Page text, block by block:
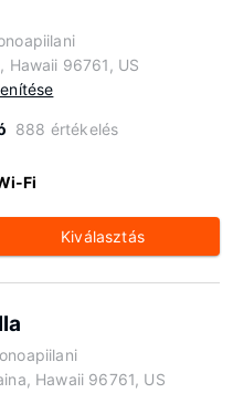
Hawaii 96761, US
888 értékelés
Fi
Kiválasztás
Hawaii 96761, US